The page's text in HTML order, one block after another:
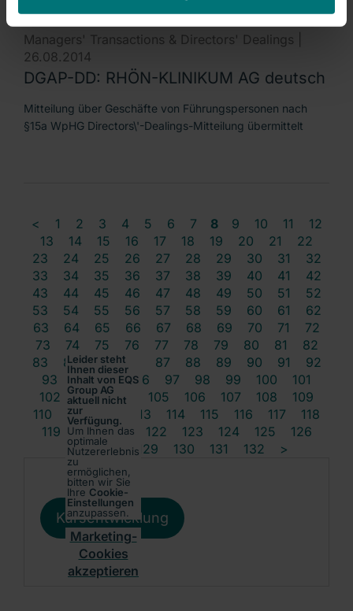
Managers' Transactions & Directors' Dealings |
26.08.2014
DGAP-DD: RHÖN-KLINIKUM AG deutsch
Mitteilung über Geschäfte von Führungspersonen nach
§15a WpHG Directors\'-Dealings-Mitteilung übermittelt
< 1 2 3 4 5 6 7 8 9 10 11
12
13
14 15 16 17 18 19 20 21
22
23
24 25 26 27 28 29 30 31
32
33
34 35 36 37 38 39 40 41
42
43
44 45 46 47 48 49 50 51
52
53
54 55 56 57 58 59 60 61
62
63
64 65 66 67 68 69 70 71
72
73
74 75 76 77 78 79 80 81
82
83
84 85 86 87 88 89 90 91
92
93
94 95 96 97 98 99 100
101
102
103 104 105 106 107 108
109
110
111 113 114 115 116 117
118
119
120 121 122 123 124 125
126
127
128 129 130 131 132 >
Leider steht
Ihnen dieser
Inhalt von EQS
Group AG
aktuell nicht
zur
Verfügung.
Um Ihnen das
optimale
Nutzererlebnis
zu
ermöglichen,
bitten wir Sie
Ihre Cookie-
Einstellungen
anzupassen.
Marketing-
Cookies
akzeptieren
Kursentwicklung